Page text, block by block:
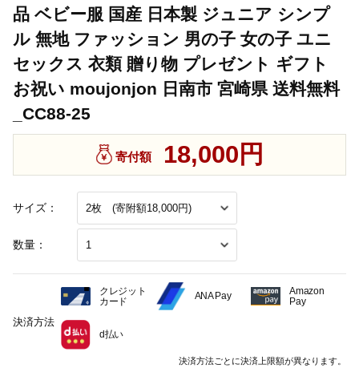
品 ベビー服 国産 日本製 ジュニア シンプ
ル 無地 ファッション 男の子 女の子 ユニ
セックス 衣類 贈り物 プレゼント ギフト
お祝い moujonjon 日南市 宮崎県 送料無料
_CC88-25
サイズ：
数量：
寄付額 18,000円
決済方法
クレジット
カード
ANA Pay
Amazon
Pay
d払い
決済方法ごとに決済上限額が異なります。